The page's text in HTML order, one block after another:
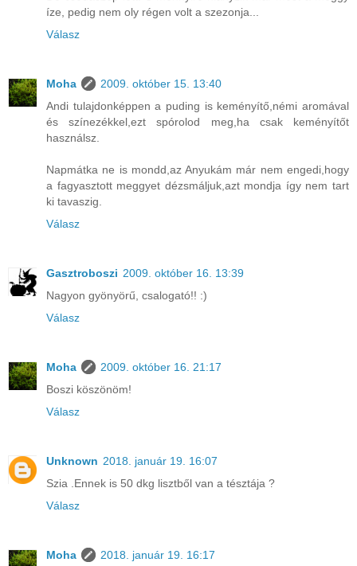
íze, pedig nem oly régen volt a szezonja...
Válasz
Moha
2009. október 15. 13:40
Andi tulajdonképpen a puding is keményítő,némi aromával
és színezékkel,ezt spórolod meg,ha csak keményítőt
használsz.
Napmátka ne is mondd,az Anyukám már nem engedi,hogy
a fagyasztott meggyet dézsmáljuk,azt mondja így nem tart
ki tavaszig.
Válasz
Gasztroboszi 2009. október 16. 13:39
Nagyon gyönyörű, csalogató!! :)
Válasz
Moha
2009. október 16. 21:17
Boszi köszönöm!
Válasz
Unknown 2018. január 19. 16:07
Szia .Ennek is 50 dkg lisztből van a tésztája ?
Válasz
Moha
2018. január 19. 16:17